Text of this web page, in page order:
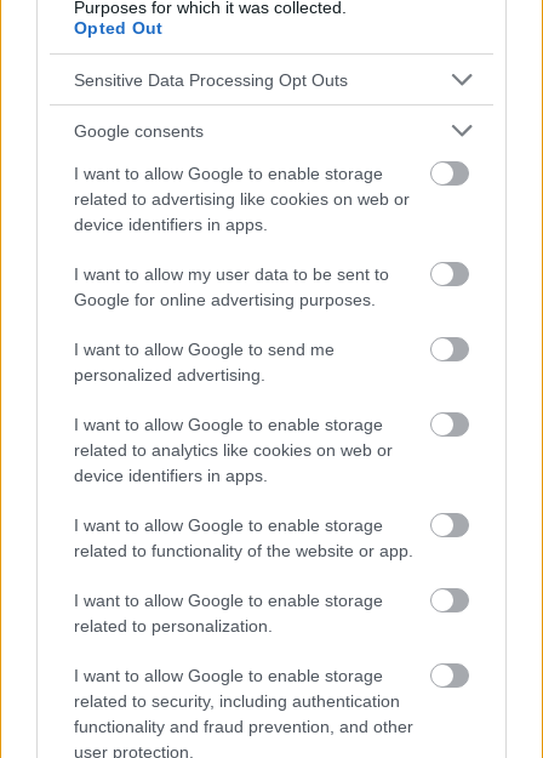
Purposes for which it was collected.
Opted Out
Sensitive Data Processing Opt Outs
Google consents
I want to allow Google to enable storage
related to advertising like cookies on web or
device identifiers in apps.
I want to allow my user data to be sent to
Google for online advertising purposes.
I want to allow Google to send me
personalized advertising.
I want to allow Google to enable storage
related to analytics like cookies on web or
device identifiers in apps.
I want to allow Google to enable storage
related to functionality of the website or app.
I want to allow Google to enable storage
related to personalization.
I want to allow Google to enable storage
related to security, including authentication
functionality and fraud prevention, and other
user protection.
Lee el siguiente texto de la categoría:
EMBARAZO